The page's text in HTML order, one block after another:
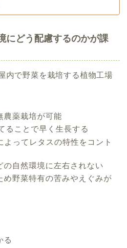
にどう配慮するのかが課
内で野菜を栽培する植物工場
農薬栽培が可能
ることで早く生長する
よってレタスの特性をコント
の自然環境に左右されない
め野菜特有の苦みやえぐみが
る